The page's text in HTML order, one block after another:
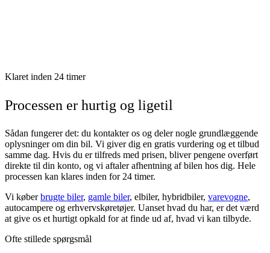
Klaret inden 24 timer
Processen er hurtig og ligetil
Sådan fungerer det: du kontakter os og deler nogle grundlæggende
oplysninger om din bil. Vi giver dig en gratis vurdering og et tilbud
samme dag. Hvis du er tilfreds med prisen, bliver pengene overført
direkte til din konto, og vi aftaler afhentning af bilen hos dig. Hele
processen kan klares inden for 24 timer.
Vi køberbrugte biler, gamle biler, elbiler, hybridbiler, varevogne,
autocampere og erhvervskøretøjer. Uanset hvad du har, er det værd
at give os et hurtigt opkald for at finde ud af, hvad vi kan tilbyde.
Ofte stillede spørgsmål